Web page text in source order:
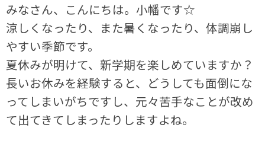
みなさん、こんにちは。小幡です☆
涼しくなったり、また暑くなったり、体調崩し
やすい季節です。
夏休みが明けて、新学期を楽しめていますか？
長いお休みを経験すると、どうしても面倒にな
ってしまいがちですし、元々苦手なことが改め
て出てきてしまったりしますよね。